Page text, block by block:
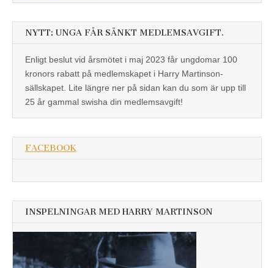
NYTT: UNGA FÅR SÄNKT MEDLEMSAVGIFT.
Enligt beslut vid årsmötet i maj 2023 får ungdomar 100
kronors rabatt på medlemskapet i Harry Martinson-
sällskapet. Lite längre ner på sidan kan du som är upp till
25 år gammal swisha din medlemsavgift!
FACEBOOK
INSPELNINGAR MED HARRY MARTINSON